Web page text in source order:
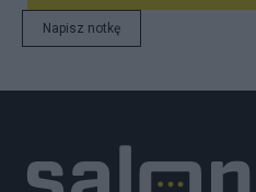
Napisz notkę